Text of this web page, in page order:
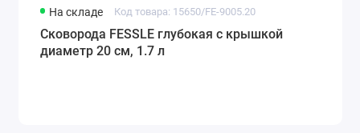
На складе Код товара: 15650/FE-9005.20
Сковорода FESSLE глубокая с крышкой
диаметр 20 см, 1.7 л